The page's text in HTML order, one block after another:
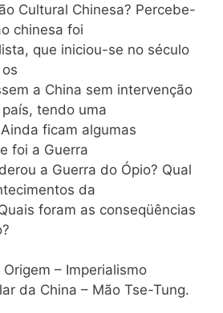
Cultural Chinesa? Percebe-
chinesa foi
que iniciou-se no século
a China sem intervenção
tendo uma
ficam algumas
foi a Guerra
a Guerra do Ópio? Qual
da
foram as conseqüências
Origem – Imperialismo
da China – Mão Tse-Tung.